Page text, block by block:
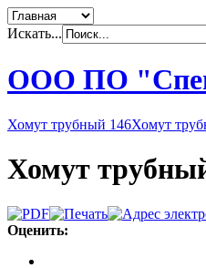
Искать...
ООО ПО
Хомут трубный 146Хомут
Хомут
Оценить: